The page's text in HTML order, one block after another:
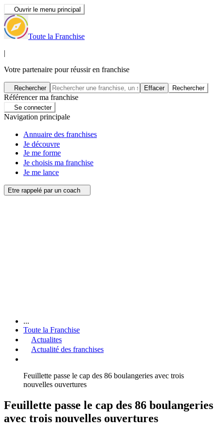
Ouvrir le menu principal
Toute la Franchise
|
Votre partenaire pour réussir en franchise
Rechercher Effacer Rechercher
Référencer ma franchise
Se connecter
Navigation principale
Annuaire des franchises
Je découvre
Je me forme
Je choisis ma franchise
Je me lance
Etre rappelé par un coach
...
Toute la Franchise
Actualites
Actualité des franchises
Feuillette passe le cap des 86 boulangeries avec trois
nouvelles ouvertures
Feuillette passe le cap des 86 boulangeries
avec trois nouvelles ouvertures